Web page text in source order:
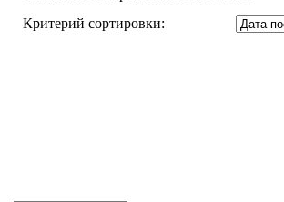
Критерий сортировки: